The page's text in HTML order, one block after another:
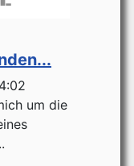
um die